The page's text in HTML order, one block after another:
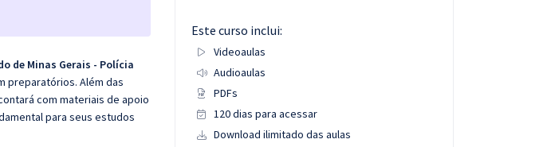
de Minas Gerais - Polícia
preparatórios. Além das
com materiais de apoio
para seus estudos
Este curso inclui:
Videoaulas
Audioaulas
PDFs
120 dias para acessar
Download ilimitado das aulas